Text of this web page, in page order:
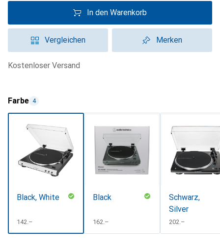
In den Warenkorb
Vergleichen Merken
kostenloser Versand
Farbe 4
Black, White
CHF
142.–
Black
CHF
162.–
Schwarz,
Silver
CHF
202.–